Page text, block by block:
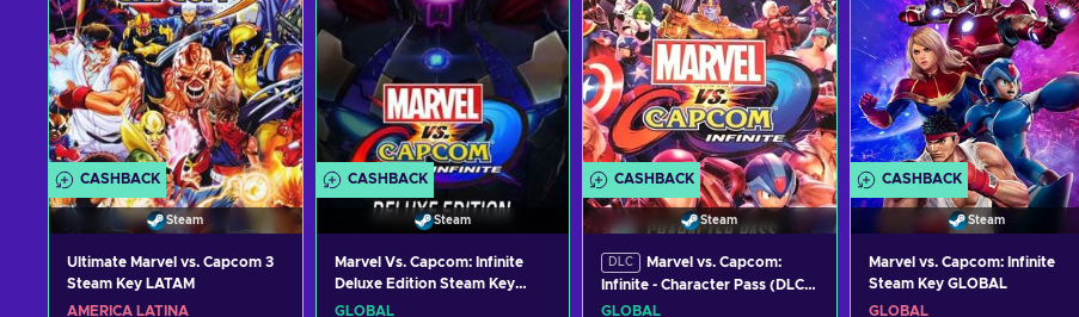
CASHBACK
Steam
Ultimate Marvel vs. Capcom 3
Steam Key LATAM
AMERICA LATINĂ
CASHBACK
Steam
Marvel Vs. Capcom: Infinite
Deluxe Edition Steam Key
GLOBAL
GLOBAL
CASHBACK
Steam
DLC
Marvel vs. Capcom:
Infinite - Character Pass (DLC)
Steam Key GLOBAL
GLOBAL
CASHBACK
Steam
Marvel vs. Capcom: Infinite
Steam Key GLOBAL
GLOBAL